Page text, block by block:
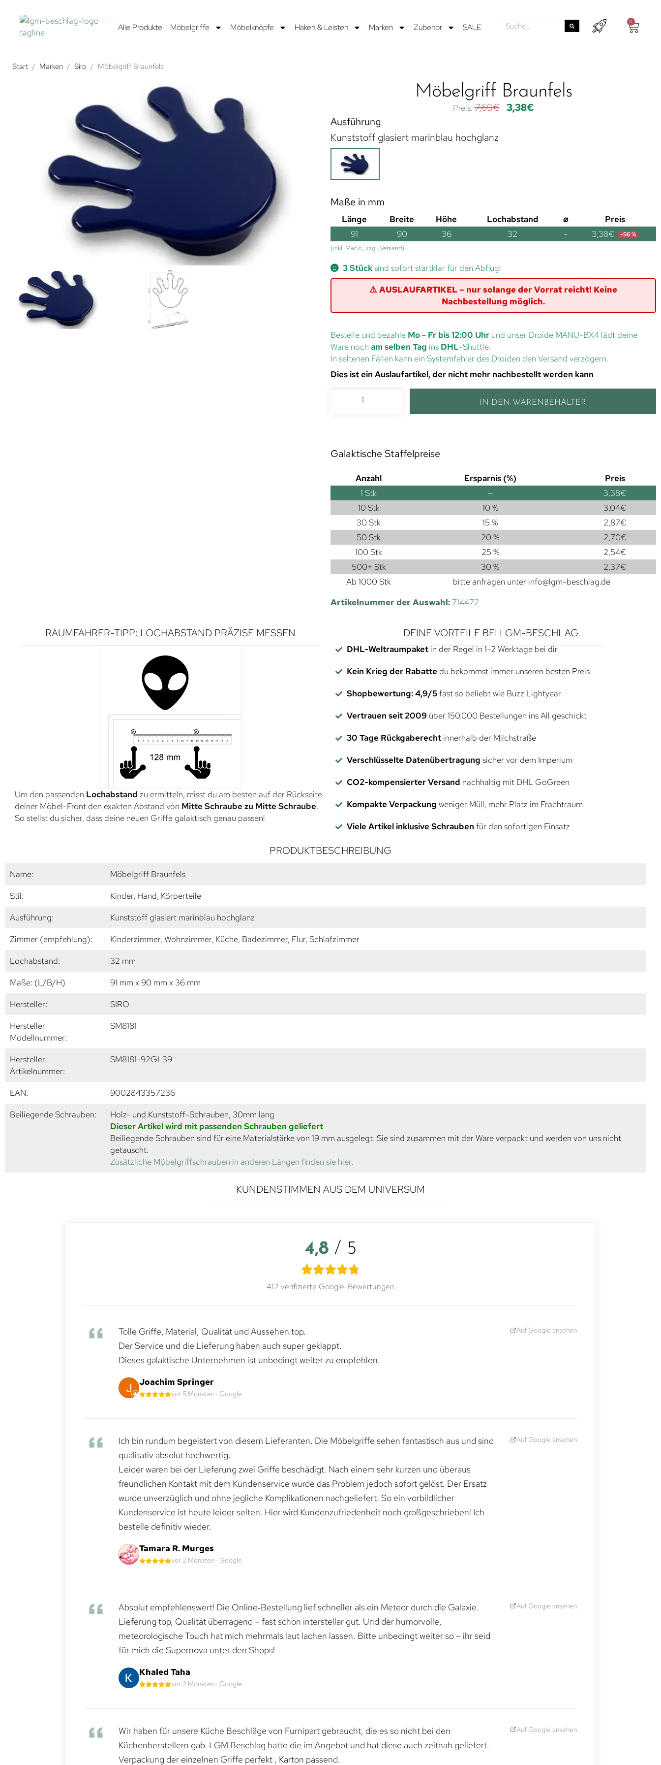
Alle Produkte Möbelgriffe Möbelknöpfe Haken & Leisten Marken Zubehör SALE
0
Start / Marken / Siro / Möbelgriff Braunfels
Möbelgriff Braunfels
7,69€ 3,38€
Ausführung
Kunststoff glasiert marinblau hochglanz
Maße in mm
Länge Breite Höhe Lochabstand ⌀
Preis
91
90 36 32 - 3,38€ -56 %
(inkl. MwSt., zzgl. Versand)
3 Stücksind sofort startklar für den Abflug!
⚠️ AUSLAUFARTIKEL – nur solange der Vorrat reicht! Keine
Nachbestellung möglich.
Bestelle und bezahle Mo - Fr bis 12:00 Uhr und unser Droide MANU-BX4 lädt deine
Ware noch am selben Tag ins DHL-Shuttle.
In seltenen Fällen kann ein Systemfehler des Droiden den Versand verzögern.
Dies ist ein Auslaufartikel, der nicht mehr nachbestellt werden kann
IN DEN WARENBEHÄLTER
Galaktische Staffelpreise
Anzahl Ersparnis (%)
Preis
1 Stk — 3,38€
10 Stk
10 % 3,04€
30 Stk
15 % 2,87€
50 Stk
20 % 2,70€
100 Stk
25 % 2,54€
500+ Stk
30 % 2,37€
Ab 1000 Stk
bitte anfragen unter info@lgm-beschlag.de
Artikelnummer der Auswahl: 714472
RAUMFAHRER-TIPP: LOCHABSTAND PRÄZISE MESSEN
Um den passenden Lochabstand zu ermitteln, misst du am besten auf der Rückseite
deiner Möbel-Front den exakten Abstand von Mitte Schraube zu Mitte Schraube.
So stellst du sicher, dass deine neuen Griffe galaktisch genau passen!
DEINE VORTEILE BEI LGM-BESCHLAG
DHL-Weltraumpaketin der Regel in 1–2 Werktage bei dir
Kein Krieg der Rabatte du bekommst immer unseren besten Preis
Shopbewertung: 4,9/5fast so beliebt wie Buzz Lightyear
Vertrauen seit 2009 über 150.000 Bestellungen ins All geschickt
30 Tage Rückgaberechtinnerhalb der Milchstraße
Verschlüsselte Datenübertragung sicher vor dem Imperium
CO2-kompensierter Versand nachhaltig mit DHL GoGreen
Kompakte Verpackung weniger Müll, mehr Platz im Frachtraum
Viele Artikel inklusive Schrauben für den sofortigen Einsatz
PRODUKTBESCHREIBUNG
Name:
Möbelgriff Braunfels
Stil:
Kinder, Hand, Körperteile
Ausführung:
Kunststoff glasiert marinblau hochglanz
Zimmer (empfehlung):
Kinderzimmer, Wohnzimmer, Küche, Badezimmer, Flur, Schlafzimmer
Lochabstand:
32 mm
Maße: (L/B/H)
91 mm x 90 mm x 36 mm
Hersteller:
SIRO
Hersteller
Modellnummer:
SM8181
Hersteller
Artikelnummer:
SM8181-92GL39
EAN:
9002843357236
Beiliegende Schrauben:
Holz- und Kunststoff-Schrauben, 30mm lang
Dieser Artikel wird mit passenden Schrauben geliefert
Beiliegende Schrauben sind für eine Materialstärke von 19 mm ausgelegt. Sie sind zusammen mit der Ware verpackt und werden von uns nicht
getauscht.
Zusätzliche Möbelgriffschrauben in anderen Längen finden sie hier.
KUNDENSTIMMEN AUS DEM UNIVERSUM
4,8 / 5
412 verifizierte Google-Bewertungen
Tolle Griffe, Material, Qualität und Aussehen top.
Der Service und die Lieferung haben auch super geklappt.
Dieses galaktische Unternehmen ist unbedingt weiter zu empfehlen.
Joachim Springer
vor 5 Monaten · Google
Auf Google ansehen
Ich bin rundum begeistert von diesem Lieferanten. Die Möbelgriffe sehen fantastisch aus und sind
qualitativ absolut hochwertig.
Leider waren bei der Lieferung zwei Griffe beschädigt. Nach einem sehr kurzen und überaus
freundlichen Kontakt mit dem Kundenservice wurde das Problem jedoch sofort gelöst. Der Ersatz
wurde unverzüglich und ohne jegliche Komplikationen nachgeliefert. So ein vorbildlicher
Kundenservice ist heute leider selten. Hier wird Kundenzufriedenheit noch großgeschrieben! Ich
bestelle definitiv wieder.
Tamara R. Murges
vor 2 Monaten · Google
Auf Google ansehen
Absolut empfehlenswert! Die Online‑Bestellung lief schneller als ein Meteor durch die Galaxie.
Lieferung top, Qualität überragend – fast schon interstellar gut. Und der humorvolle,
meteorologische Touch hat mich mehrmals laut lachen lassen. Bitte unbedingt weiter so – ihr seid
für mich die Supernova unter den Shops!
Khaled Taha
vor 2 Monaten · Google
Auf Google ansehen
Wir haben für unsere Küche Beschläge von Furnipart gebraucht, die es so nicht bei den
Küchenherstellern gab. LGM Beschlag hatte die im Angebot und hat diese auch zeitnah geliefert.
Verpackung der einzelnen Griffe perfekt , Karton passend.
Auf Google ansehen